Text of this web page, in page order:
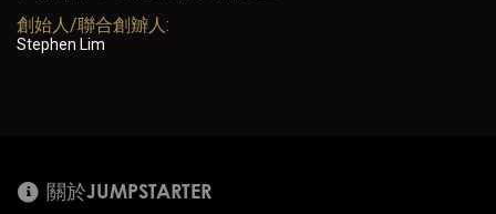
創始人/聯合創辧人:
Stephen Lim
關於JUMPSTARTER